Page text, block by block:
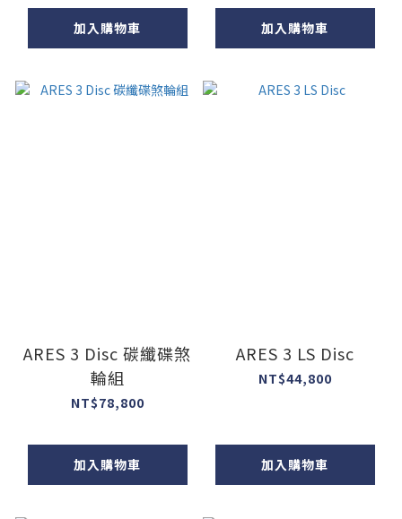
加入購物車 加入購物車
ARES 3 Disc 碳纖碟煞
輪組
NT$78,800
加入購物車
ARES 3 LS Disc
NT$44,800
加入購物車